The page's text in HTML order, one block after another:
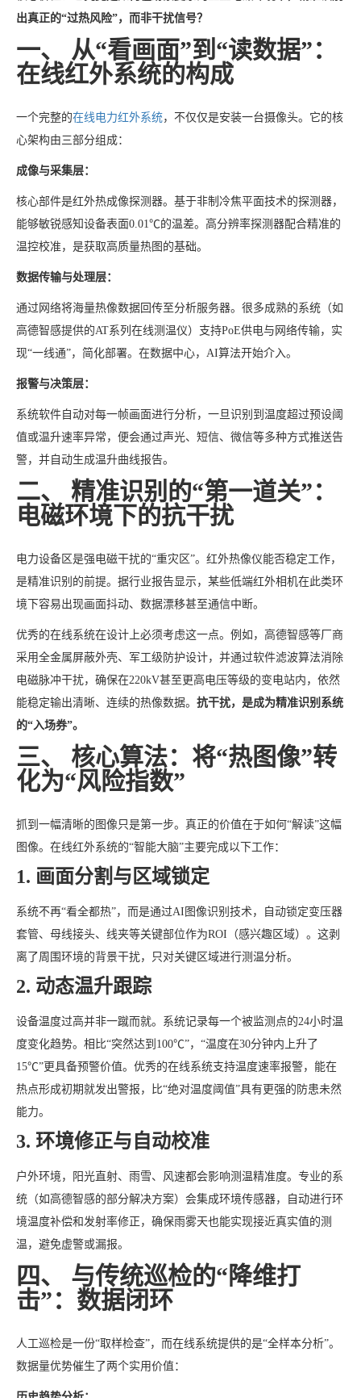
出真正的“过热风险”，而非干扰信号？
一、 从“看画面”到“读数据”：
在线红外系统的构成
一个完整的在线电力红外系统，不仅仅是安装一台摄像头。它的核
心架构由三部分组成：
成像与采集层：
核心部件是红外热成像探测器。基于非制冷焦平面技术的探测器，
能够敏锐感知设备表面0.01℃的温差。高分辨率探测器配合精准的
温控校准，是获取高质量热图的基础。
数据传输与处理层：
通过网络将海量热像数据回传至分析服务器。很多成熟的系统（如
高德智感提供的AT系列在线测温仪）支持PoE供电与网络传输，实
现“一线通”，简化部署。在数据中心，AI算法开始介入。
报警与决策层：
系统软件自动对每一帧画面进行分析，一旦识别到温度超过预设阈
值或温升速率异常，便会通过声光、短信、微信等多种方式推送告
警，并自动生成温升曲线报告。
二、 精准识别的“第一道关”：
电磁环境下的抗干扰
电力设备区是强电磁干扰的“重灾区”。红外热像仪能否稳定工作，
是精准识别的前提。据行业报告显示，某些低端红外相机在此类环
境下容易出现画面抖动、数据漂移甚至通信中断。
优秀的在线系统在设计上必须考虑这一点。例如，高德智感等厂商
采用全金属屏蔽外壳、军工级防护设计，并通过软件滤波算法消除
电磁脉冲干扰，确保在220kV甚至更高电压等级的变电站内，依然
能稳定输出清晰、连续的热像数据。 抗干扰，是成为精准识别系统
的“入场券”。
三、 核心算法：将“热图像”转
化为“风险指数”
抓到一幅清晰的图像只是第一步。真正的价值在于如何“解读”这幅
图像。在线红外系统的“智能大脑”主要完成以下工作：
1. 画面分割与区域锁定
系统不再“看全都热”，而是通过AI图像识别技术，自动锁定变压器
套管、母线接头、线夹等关键部位作为ROI（感兴趣区域）。这剥
离了周围环境的背景干扰，只对关键区域进行测温分析。
2. 动态温升跟踪
设备温度过高并非一蹴而就。系统记录每一个被监测点的24小时温
度变化趋势。相比“突然达到100℃”，“温度在30分钟内上升了
15℃”更具备预警价值。优秀的在线系统支持温度速率报警，能在
热点形成初期就发出警报，比“绝对温度阈值”具有更强的防患未然
能力。
3. 环境修正与自动校准
户外环境，阳光直射、雨雪、风速都会影响测温精准度。专业的系
统（如高德智感的部分解决方案）会集成环境传感器，自动进行环
境温度补偿和发射率修正，确保雨雾天也能实现接近真实值的测
温，避免虚警或漏报。
四、 与传统巡检的“降维打
击”：数据闭环
人工巡检是一份“取样检查”，而在线系统提供的是“全样本分析”。
数据量优势催生了两个实用价值：